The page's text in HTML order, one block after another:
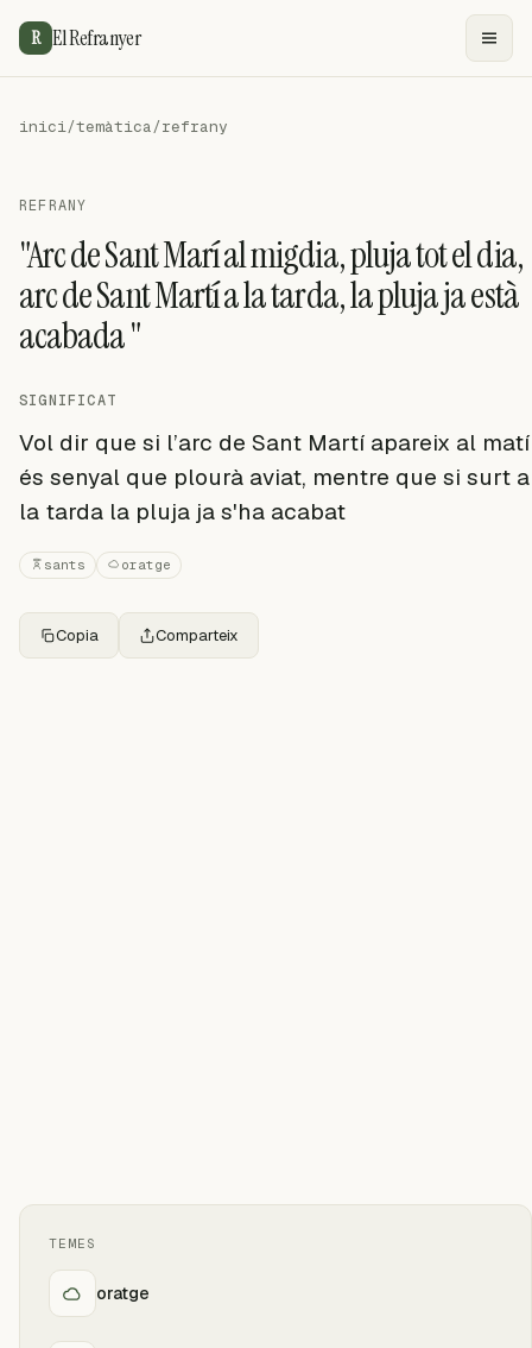
R El Refranyer
inici/temàtica/refrany
REFRANY
"Arc de Sant Marí al migdia, pluja tot el dia,
arc de Sant Martí a la tarda, la pluja ja està
acabada "
SIGNIFICAT
Vol dir que si l’arc de Sant Martí apareix al matí
és senyal que plourà aviat, mentre que si surt a
la tarda la pluja ja s'ha acabat
sants oratge
Copia Comparteix
TEMES
oratge